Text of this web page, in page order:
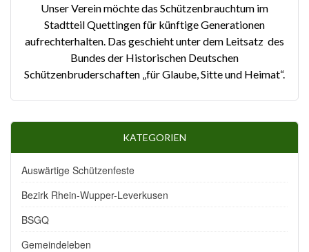
Unser Verein möchte das Schützenbrauchtum im
Stadtteil Quettingen für künftige Generationen
aufrechterhalten. Das geschieht unter dem Leitsatz des
Bundes der Historischen Deutschen
Schützenbruderschaften „für Glaube, Sitte und Heimat“.
KATEGORIEN
Auswärtige Schützenfeste
Bezirk Rhein-Wupper-Leverkusen
BSGQ
Gemeindeleben